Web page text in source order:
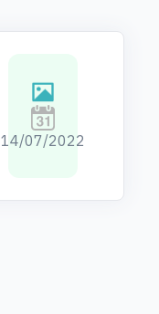
صور كفالة
14/07/2022